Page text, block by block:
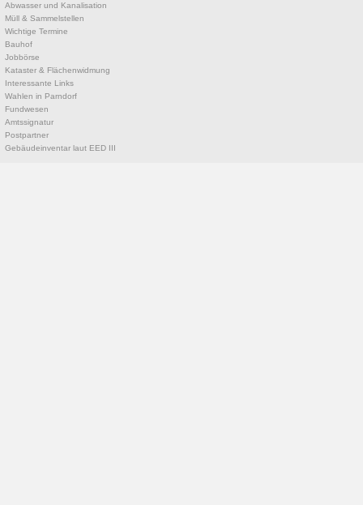
Abwasser und Kanalisation
Müll & Sammelstellen
Wichtige Termine
Bauhof
Jobbörse
Kataster & Flächenwidmung
Interessante Links
Wahlen in Parndorf
Fundwesen
Amtssignatur
Postpartner
Gebäudeinventar laut EED III